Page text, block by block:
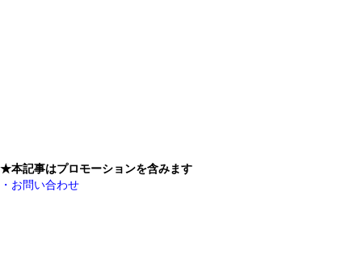
★本記事はプロモーションを含みます
・お問い合わせ